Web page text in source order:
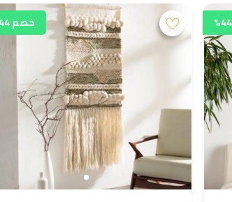
خصم 44%